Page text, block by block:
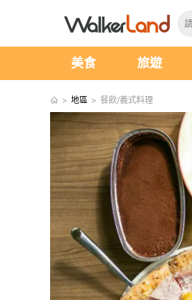
美食 旅遊
> 地區 > 餐飲/義式料理